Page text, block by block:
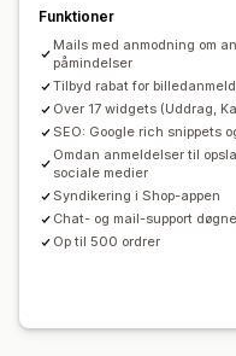
Anmodninger via mail
Brugergenereret indhold
Pop op-vinduer
Import og eksport
Syndikering af
Tilpassede anmodninger
Funktioner
Mails med anmodning om
påmindelser
Tilbyd rabat for
Over 17 widgets (Uddrag,
SEO: Google rich snippets
Omdan anmeldelser til
sociale medier
Syndikering i Shop-appen
Chat- og mail-support
Op til 500 ordrer